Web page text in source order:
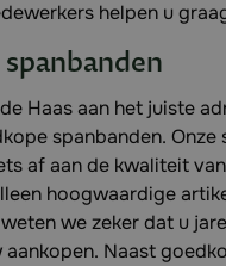
helpen u
Haas aan het juiste
spanbanden. Onze
af aan de kwaliteit
hoogwaardige
we zeker dat u
aankopen. Naast